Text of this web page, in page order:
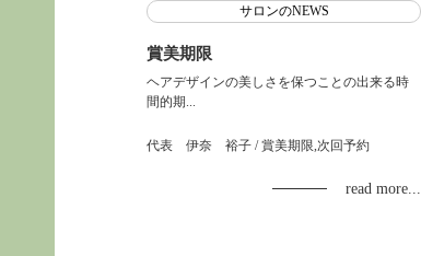
サロンのNEWS
賞美期限
ヘアデザインの美しさを保つことの出来る時
間的期...
代表 伊奈 裕子 / 賞美期限,次回予約
read more...